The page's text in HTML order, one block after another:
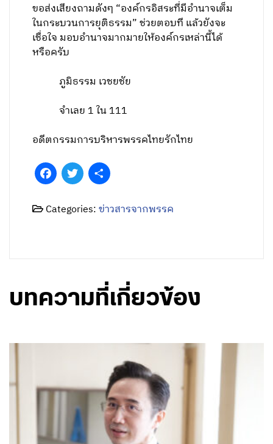
ขอส่งเสียงถามดังๆ “องค์กรอิสระที่มีอำนาจเต็ม
ในกระบวนการยุติธรรม” ช่วยตอบที แล้วยังจะ
เชื่อใจ มอบอำนาจมากมายให้องค์กรเหล่านี้ได้
หรือครับ
ภูมิธรรม เวชยชัย
จำเลย 1 ใน 111
อดีตกรรมการบริหารพรรคไทยรักไทย
FacebookTwitter
Categories:ข่าวสารจากพรรค
บทความที่เกี่ยวข้อง